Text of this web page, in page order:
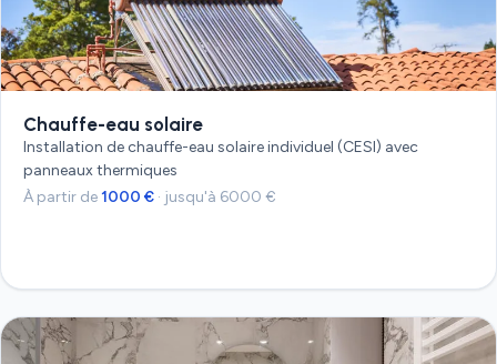
Chauffe-eau solaire
Installation de chauffe-eau solaire individuel (CESI) avec
panneaux thermiques
À partir de1000 € · jusqu'à 6000 €